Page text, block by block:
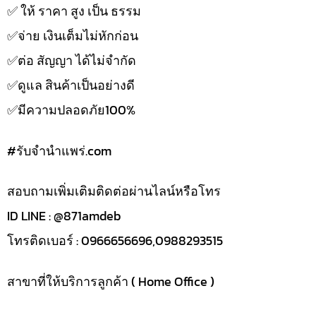
✅️ ให้ ราคา สูง เป็น ธรรม
✅️จ่าย เงินเต็มไม่หักก่อน
✅️ต่อ สัญญา ได้ไม่จำกัด
✅️ดูแล สินค้าเป็นอย่างดี
✅️มีความปลอดภัย100%
#รับจํานําแพร่.com
สอบถามเพิ่มเติมติดต่อผ่านไลน์หรือโทร
ID LINE : @871amdeb
โทรติดเบอร์ : 0966656696,0988293515
สาขาที่ให้บริการลูกค้า ( Home Office )